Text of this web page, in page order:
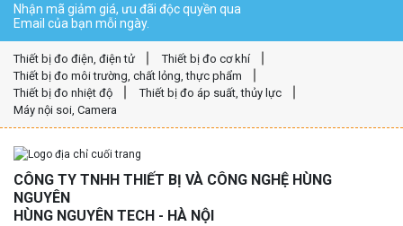
Nhận mã giảm giá, ưu đãi độc quyền qua
Email của bạn mỗi ngày.
Thiết bị đo điện, điện tử
Thiết bị đo cơ khí
Thiết bị đo môi trường, chất lỏng, thực phẩm
Thiết bị đo nhiệt độ
Thiết bị đo áp suất, thủy lực
Máy nội soi, Camera
CÔNG TY TNHH THIẾT BỊ VÀ CÔNG NGHỆ HÙNG
NGUYÊN
HÙNG NGUYÊN TECH - HÀ NỘI